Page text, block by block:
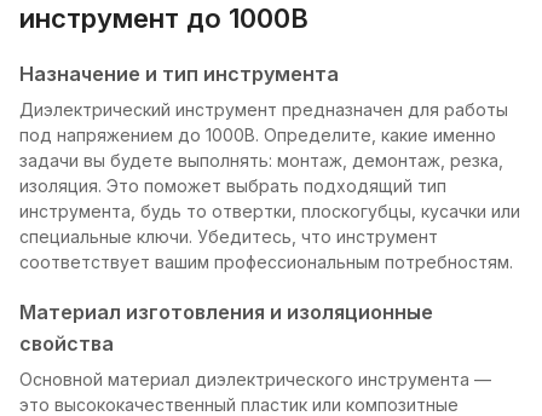
инструмент до 1000В
Назначение и тип инструмента
Диэлектрический инструмент предназначен для работы
под напряжением до 1000В. Определите, какие именно
задачи вы будете выполнять: монтаж, демонтаж, резка,
изоляция. Это поможет выбрать подходящий тип
инструмента, будь то отвертки, плоскогубцы, кусачки или
специальные ключи. Убедитесь, что инструмент
соответствует вашим профессиональным потребностям.
Материал изготовления и изоляционные
свойства
Основной материал диэлектрического инструмента —
это высококачественный пластик или композитные